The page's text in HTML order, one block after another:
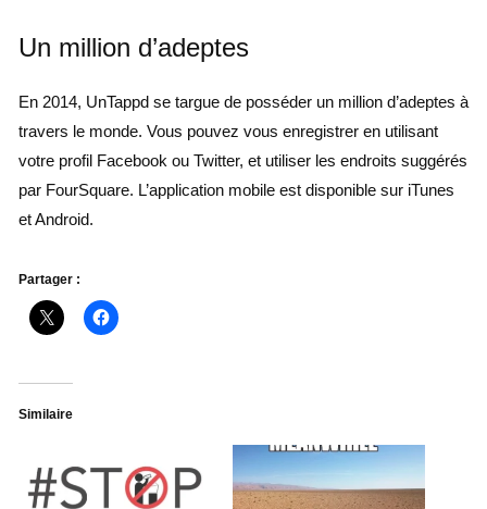
Un million d’adeptes
En 2014, UnTappd se targue de posséder un million d’adeptes à
travers le monde. Vous pouvez vous enregistrer en utilisant
votre profil Facebook ou Twitter, et utiliser les endroits suggérés
par FourSquare. L’application mobile est disponible sur iTunes
et Android.
Partager :
Similaire